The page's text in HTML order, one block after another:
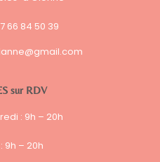
66 84 50 39
sur RDV
: 9h – 20h
9h – 20h